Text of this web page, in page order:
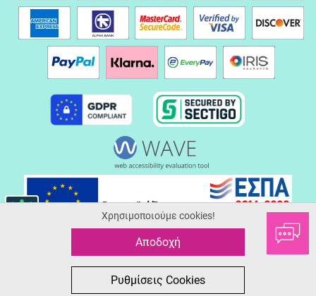
© 2026 Serafinoshoes.gr
ALL-IN-ONE eCommerce Business Development by Plushost.gr
Χρησιμοποιούμε cookies!
Αποδοχή
Ρυθμίσεις Cookies